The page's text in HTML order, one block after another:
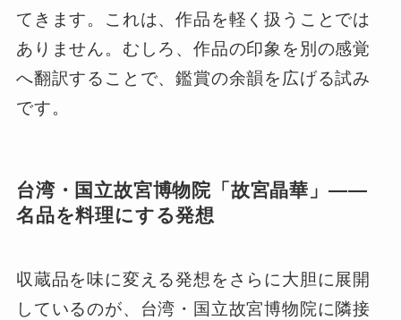
てきます。これは、作品を軽く扱うことでは
ありません。むしろ、作品の印象を別の感覚
へ翻訳することで、鑑賞の余韻を広げる試み
です。
台湾・国立故宮博物院「故宮晶華」――
名品を料理にする発想
収蔵品を味に変える発想をさらに大胆に展開
しているのが、台湾・国立故宮博物院に隣接